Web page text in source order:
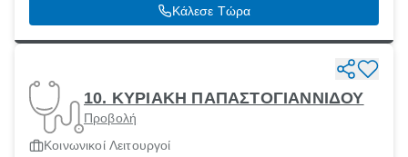
Κάλεσε Τώρα
10. ΚΥΡΙΑΚΗ ΠΑΠΑΣΤΟΓΙΑΝΝΙΔΟΥ
Προβολή
Κοινωνικοί Λειτουργοί